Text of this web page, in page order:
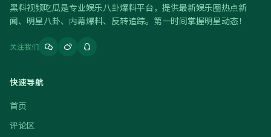
黑料视频吃瓜是专业娱乐八卦爆料平台，提供最新娱乐圈热点新
闻、明星八卦、内幕爆料、反转追踪。第一时间掌握明星动态！
关注我们
快速导航
首页
评论区